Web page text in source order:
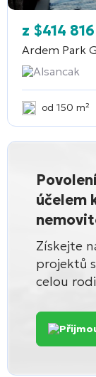
z $414 816
Ardem Park
Alsancak
od 150 m²
účelem
Získejte
projektů
celou